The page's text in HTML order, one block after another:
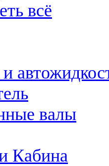
всё
валы
Кабина